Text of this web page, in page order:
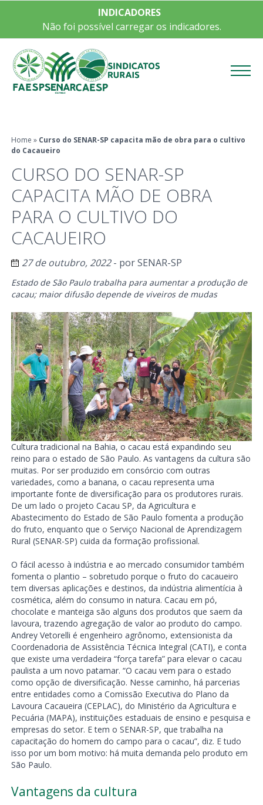
INDICADORES
Não foi possível carregar os indicadores.
Home » Curso do SENAR-SP capacita mão de obra para o cultivo
do Cacaueiro
CURSO DO SENAR-SP
CAPACITA MÃO DE OBRA
PARA O CULTIVO DO
CACAUEIRO
27 de outubro, 2022- porSENAR-SP
Estado de São Paulo trabalha para aumentar a produção de
cacau; maior difusão depende de viveiros de mudas
Cultura tradicional na Bahia, o cacau está expandindo seu
reino para o estado de São Paulo. As vantagens da cultura são
muitas. Por ser produzido em consórcio com outras
variedades, como a banana, o cacau representa uma
importante fonte de diversificação para os produtores rurais.
De um lado o projeto Cacau SP, da Agricultura e
Abastecimento do Estado de São Paulo fomenta a produção
do fruto, enquanto que o Serviço Nacional de Aprendizagem
Rural (SENAR-SP) cuida da formação profissional.
O fácil acesso à indústria e ao mercado consumidor também
fomenta o plantio – sobretudo porque o fruto do cacaueiro
tem diversas aplicações e destinos, da indústria alimentícia à
cosmética, além do consumo in natura. Cacau em pó,
chocolate e manteiga são alguns dos produtos que saem da
lavoura, trazendo agregação de valor ao produto do campo.
Andrey Vetorelli é engenheiro agrônomo, extensionista da
Coordenadoria de Assistência Técnica Integral (CATI), e conta
que existe uma verdadeira “força tarefa” para elevar o cacau
paulista a um novo patamar. “O cacau vem para o estado
como opção de diversificação. Nesse caminho, há parcerias
entre entidades como a Comissão Executiva do Plano da
Lavoura Cacaueira (CEPLAC), do Ministério da Agricultura e
Pecuária (MAPA), instituições estaduais de ensino e pesquisa e
empresas do setor. E tem o SENAR-SP, que trabalha na
capacitação do homem do campo para o cacau”, diz. E tudo
isso por um bom motivo: há muita demanda pelo produto em
São Paulo.
Vantagens da cultura